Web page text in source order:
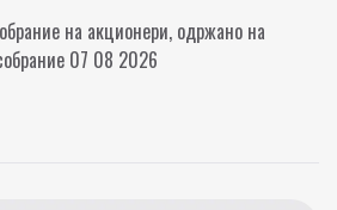
на акционери, одржано на
07 08 2026